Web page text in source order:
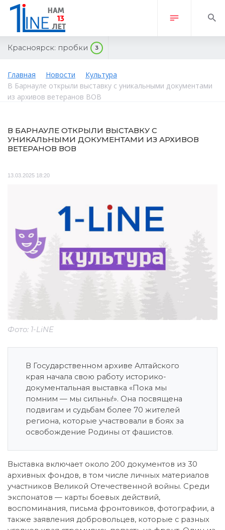
Красноярск: пробки 3
Главная Новости
Культура
В Барнауле открыли выставку с уникальными документами
из архивов ветеранов ВОВ
В БАРНАУЛЕ ОТКРЫЛИ ВЫСТАВКУ С
УНИКАЛЬНЫМИ ДОКУМЕНТАМИ ИЗ АРХИВОВ
ВЕТЕРАНОВ ВОВ
13.03.2025 18:20
Фото: 1-LiNE
В Государственном архиве Алтайского
края начала свою работу историко-
документальная выставка «Пока мы
помним — мы сильны!». Она посвящена
подвигам и судьбам более 70 жителей
региона, которые участвовали в боях за
освобождение Родины от фашистов.
Выставка включает около 200 документов из 30
архивных фондов, в том числе личных материалов
участников Великой Отечественной войны. Среди
экспонатов — карты боевых действий,
воспоминания, письма фронтовиков, фотографии, а
также заявления добровольцев, которые с разных